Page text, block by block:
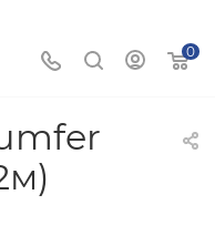
товар именно
0